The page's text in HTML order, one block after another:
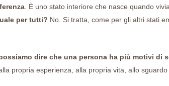
. È uno stato interiore che nasce quando
per tutti? No. Si tratta, come per gli altri stati
dire che una persona ha più motivi di
propria esperienza, alla propria vita, allo